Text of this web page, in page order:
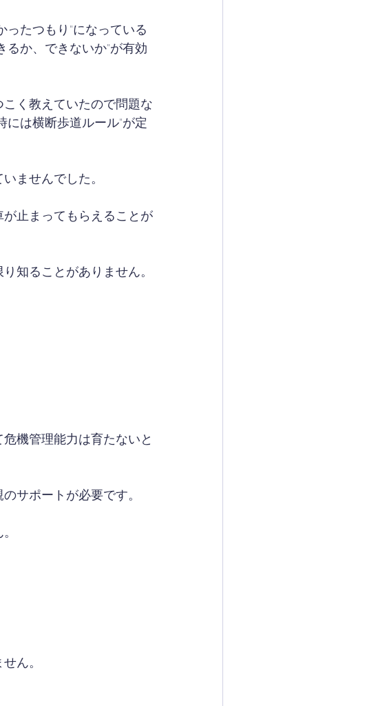
ったつもり"になっている
るか、できないか"が有効
く教えていたので問題な
には横断歩道ルール"が定
ませんでした。
止まってもらえることが
知ることがありません。
機管理能力は育たないと
サポートが必要です。
ん。